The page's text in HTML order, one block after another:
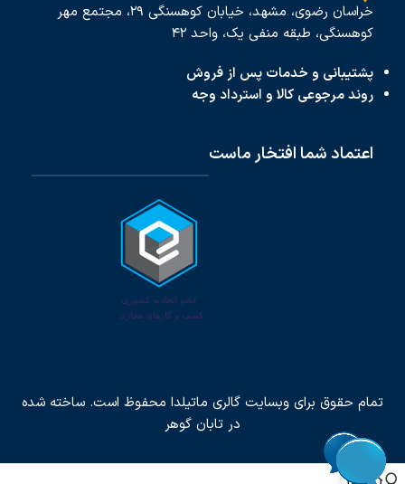
خراسان رضوی، مشهد، خیابان کوهسنگی ۲۹، مجتمع مهر
کوهسنگی، طبقه منفی یک، واحد ۴۲
پشتیبانی و خدمات پس از فروش
روند مرجوعی کالا و استرداد وجه
اعتماد شما افتخار ماست
تمام حقوق برای وبسایت گالری ماتیلدا محفوظ است. ساخته شده
در تابان گوهر